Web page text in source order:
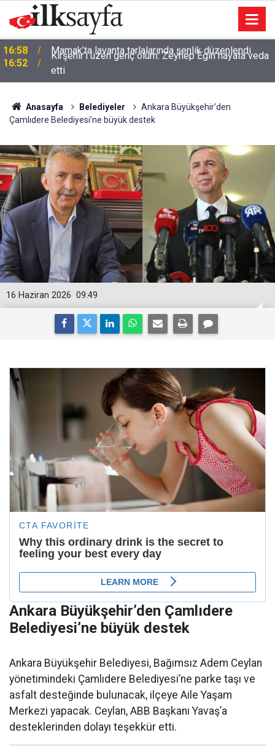
16:52
Kırşehir’i üzen genç ölüm: Zeynep Egin hayata veda
etti
Anasayfa Belediyeler
Ankara Büyükşehir’den
Çamlıdere Belediyesi’ne büyük destek
09:49
16 Haziran 2026
Ankara Büyükşehir’den Çamlıdere
Belediyesi’ne büyük destek
Ankara Büyükşehir Belediyesi, Bağımsız Adem Ceylan
yönetimindeki Çamlıdere Belediyesi’ne parke taşı ve
asfalt desteğinde bulunacak, ilçeye Aile Yaşam
Merkezi yapacak. Ceylan, ABB Başkanı Yavaş’a
desteklerinden dolayı teşekkür etti.